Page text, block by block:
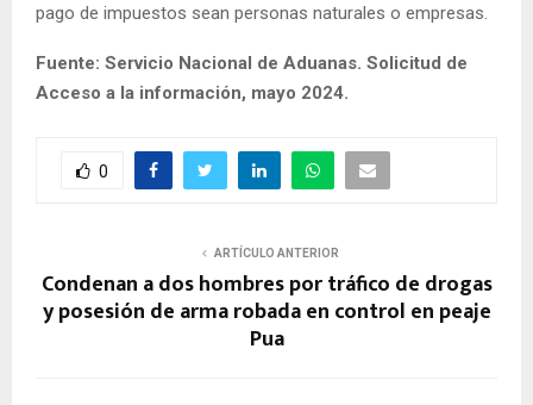
pago de impuestos sean personas naturales o empresas.
Fuente: Servicio Nacional de Aduanas. Solicitud de
Acceso a la información, mayo 2024.
0
ARTÍCULO ANTERIOR
Condenan a dos hombres por tráfico de drogas
y posesión de arma robada en control en peaje
Pua